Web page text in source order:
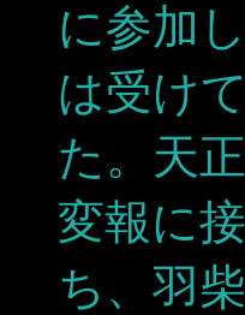
に参加
は受け
た。天
変報に
ち、羽